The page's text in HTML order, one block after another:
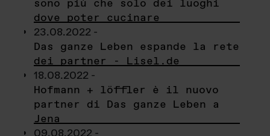
sono più che solo dei luoghi
dove poter cucinare
23.08.2022 -
Das ganze Leben espande la rete
dei partner - Lisel.de
18.08.2022 -
Hofmann + löffler è il nuovo
partner di Das ganze Leben a
Jena
09.08.2022 -